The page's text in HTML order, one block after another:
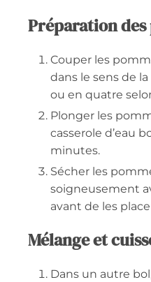
Préparation
Couper les
dans le sens de
ou en quatre
Plonger les
casserole d’eau
minutes.
Sécher les
soigneusement
avant de les
Mélange et
Dans un autre